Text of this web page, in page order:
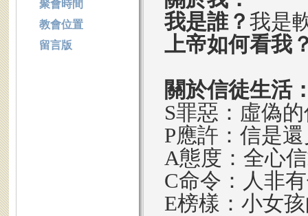
我是誰？ 我是
上帝如何看我
關於信徒生活
S罪惡：虛偽
P應許：信是
A態度：全心
C命令：人非
E榜樣：小女
聚會時間
教會位置
留言版